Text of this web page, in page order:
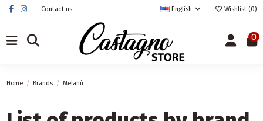
Contact us English Wishlist (0)
0
Home Brands Melanù